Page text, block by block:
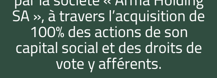
SA », à travers l’acquisition de
100% des actions de son
capital social et des droits de
vote y afférents.